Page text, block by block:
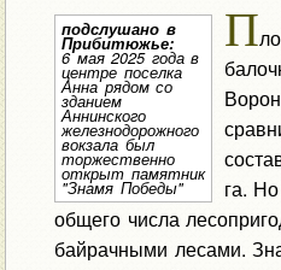
подслушано в
Прибитюжье:
6 мая 2025 года в
центре поселка
Анна рядом со
зданием
Аннинского
железнодорожного
вокзала был
торжественно
открыт памятник
"Знамя Победы"
П
га.
общего числа
байрачными лесами.